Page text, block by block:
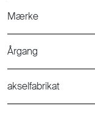
Mærke
Årgang
akselfabrikat